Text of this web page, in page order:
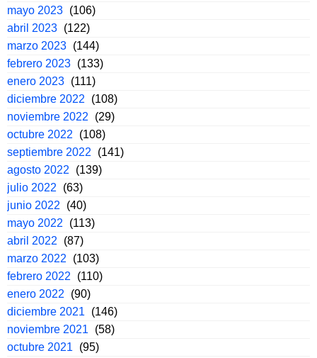
mayo 2023 (106)
abril 2023 (122)
marzo 2023 (144)
febrero 2023 (133)
enero 2023 (111)
diciembre 2022
(108)
noviembre 2022
(29)
octubre 2022
(108)
septiembre 2022
(141)
agosto 2022
(139)
julio 2022
(63)
junio 2022
(40)
mayo 2022
(113)
abril 2022
(87)
marzo 2022
(103)
febrero 2022
(110)
enero 2022
(90)
diciembre 2021
(146)
noviembre 2021
(58)
octubre 2021
(95)